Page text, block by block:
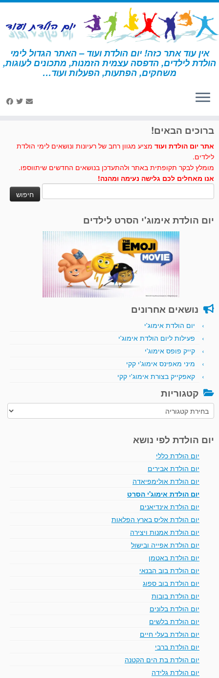
דלג
לתוכן
אין עוד אתר כזה! יום הולדת ועוד – האתר הגדול לימי
הולדת לילדים, הדפסה עצמית הזמנות, מתכונים לעוגות,
משחקים, הפתעות, הפעלות ועוד… דף הבית » שודדי ים » פעילויות ומשחקים - שודדי ים » תעודות הצטיינות
לחצו לנו לייק בפייסבוק
ברוכים הבאים!
אתר יום הולדת ועוד מציע מגוון רחב של רעיונות ונושאים לימי הולדת
לילדים.
מומלץ לבקר תקופתית באתר ולהתעדכן בנושאים החדשים שיתווספו.
אנו מאחלים לכם גלישה נעימה ומהנה!
יום הולדת אימוג'י הסרט לילדים
נושאים אחרונים
יום הולדת אימוג'י
פעילות ליום הולדת אימוג'י
קייק פופס אימוג'י
מיני מאפינס אימוג'י קקי
קאפקייק בצורת אימוג'י קקי
קטגוריות
קטגוריות
יום הולדת לפי נושא
יום הולדת כללי
יום הולדת אבירים
יום הולדת אולימפיאדה
יום הולדת אימוג'י הסרט
יום הולדת אינדיאנים
יום הולדת אליס בארץ הפלאות
יום הולדת אמנות ויצירה
יום הולדת אפייה ובישול
יום הולדת באטמן
יום הולדת בוב הבנאי
יום הולדת בוב ספוג
יום הולדת בובות
יום הולדת בלונים
יום הולדת בלשים
יום הולדת בעלי חיים
יום הולדת ברבי
יום הולדת בת הים הקטנה
יום הולדת גלידה